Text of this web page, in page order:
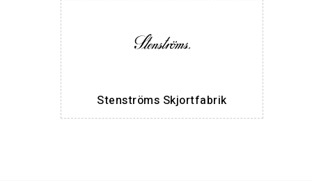
Stenströms Skjortfabrik